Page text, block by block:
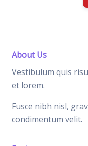
About Us
Vestibulum quis
et lorem.
Fusce nibh nisl,
condimentum velit.